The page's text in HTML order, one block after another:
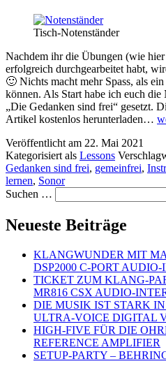
Tisch-Notenständer
Nachdem ihr die Übungen (wie
erfolgreich durchgearbeitet habt,
🙂 Nichts macht mehr Spass, als
können. Als Start habe ich euch
„Die Gedanken sind frei“ gesetzt.
Artikel kostenlos herunterladen…
Veröffentlicht am 22. Mai 2021
Kategorisiert als Lessons
Gedanken sind frei, gemeinfrei,
lernen, Sonor
Suchen …
Neueste Beiträge
KLANGWUNDER MIT
DSP2000 C-PORT
TICKET ZUM KLANG-
MR816 CSX AUDIO-
DIE MUSIK IST STARK
ULTRA-VOICE DIGITAL
HIGH-FIVE FÜR DIE
REFERENCE AMPLIFIER
SETUP-PARTY –